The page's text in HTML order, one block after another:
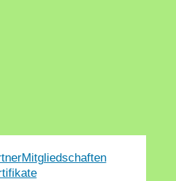
Mitgliedschaften